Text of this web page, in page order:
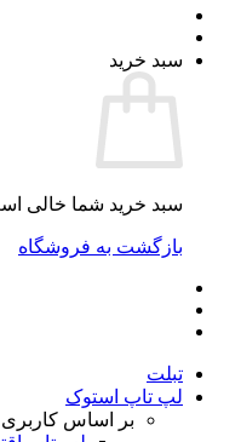
سبد خرید
سبد خرید شما خالی
بازگشت به فروشگاه
تبلت
لپ تاپ استوک
بر اساس کاربری